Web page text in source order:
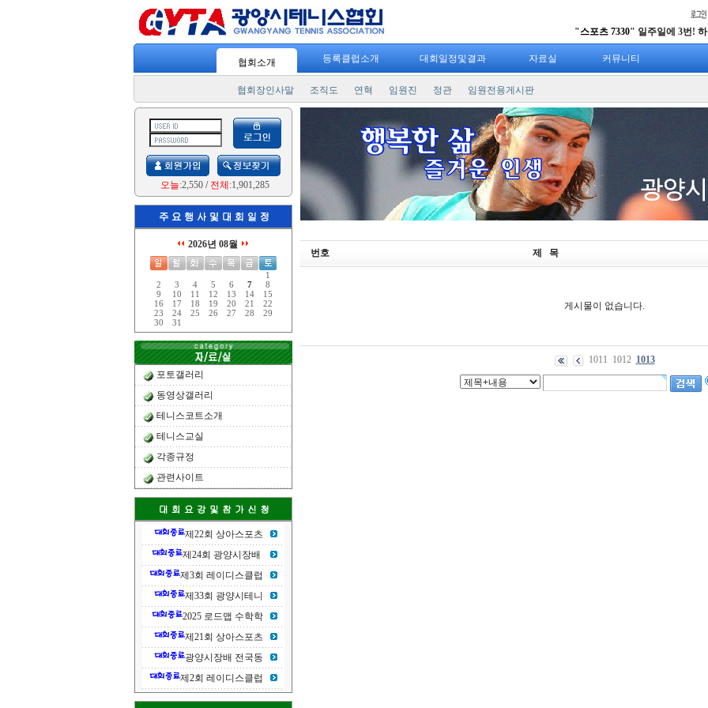
스포츠 7330" 일주일에 3번! 하
협회소개 등록클럽소개 대회일정및결과 자료실 커뮤니티
협회장인사말 조직도 연혁 임원진 정관 임원전용게시판
오늘:2,550 / 전체 :1,901,285
2026년 08월
1
2
3 4 5 6 7
8
9
10 11 12 13 14
15
16
17 18 19 20 21
22
23
24 25 26 27 28
29
30
31
포토갤러리
동영상갤러리
테니스코트소개
테니스교실
각종규정
관련사이트
제22회 상아스포츠
제24회 광양시장배
제3회 레이디스클럽
제33회 광양시테니
2025 로드맵 수학학
제21회 상아스포츠
광양시장배 전국동
제2회 레이디스클럽
번호
제 목
게시물이 없습니다.
1011 1012 1013